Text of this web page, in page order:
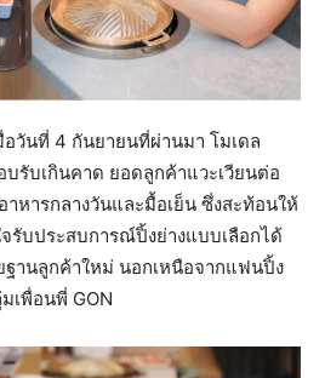
อวันที่ 4 กันยายนที่ผ่านมา โมเดล
รับเกินคาด ยอดลูกค้าแวะเวียนต่อ
าหารกลางวันและมื้อเย็น ซึ่งสะท้อนให้
รับประสบการณ์ปิ้งย่างแบบเลือกได้
ฐานลูกค้าใหม่ นอกเหนือจากแฟนปิ้ง
เพื่อนพี่ GON